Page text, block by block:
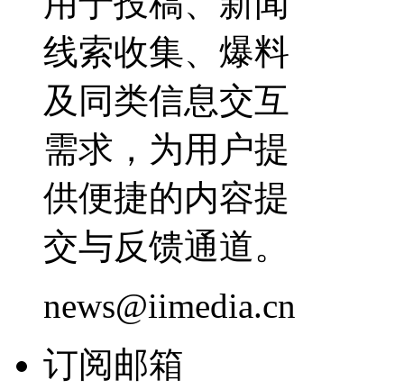
线索收集、爆料
及同类信息交互
需求，为用户提
供便捷的内容提
交与反馈通道。
news@iimedia.cn
订阅邮箱